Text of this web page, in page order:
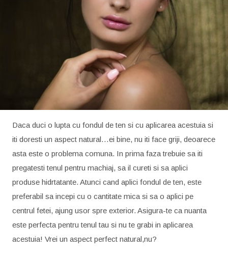
Daca duci o lupta cu fondul de ten si cu aplicarea acestuia si
iti doresti un aspect natural…ei bine, nu iti face griji, deoarece
asta este o problema comuna. In prima faza trebuie sa iti
pregatesti tenul pentru machiaj, sa il cureti si sa aplici
produse hidrtatante. Atunci cand aplici fondul de ten, este
preferabil sa incepi cu o cantitate mica si sa o aplici pe
centrul fetei, ajung usor spre exterior. Asigura-te ca nuanta
este perfecta pentru tenul tau si nu te grabi in aplicarea
acestuia! Vrei un aspect perfect natural,nu?